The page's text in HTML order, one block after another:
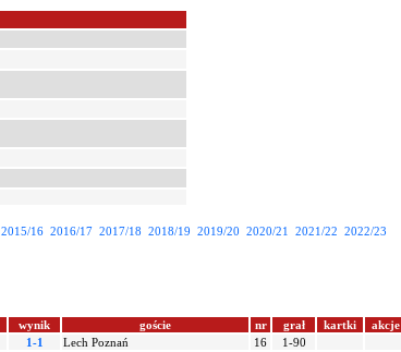
2015/16 2016/17 2017/18 2018/19 2019/20 2020/21 2021/22 2022/23
wynik goście nr grał kartki
akcje
1-1 Lech Poznań 16
1-90